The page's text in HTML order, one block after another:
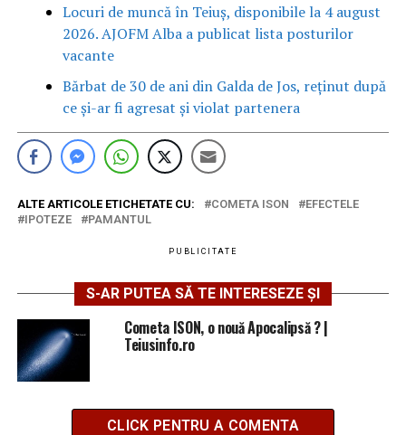
Locuri de muncă în Teiuș, disponibile la 4 august
2026. AJOFM Alba a publicat lista posturilor
vacante
Bărbat de 30 de ani din Galda de Jos, reținut după
ce și-ar fi agresat și violat partenera
ALTE ARTICOLE ETICHETATE CU: COMETA ISON
EFECTELE
IPOTEZE
PAMANTUL
PUBLICITATE
S-AR PUTEA SĂ TE INTERESEZE ȘI
Cometa ISON, o nouă Apocalipsă ? |
Teiusinfo.ro
CLICK PENTRU A COMENTA